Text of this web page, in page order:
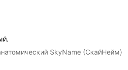
SkyName (СкайНейм)